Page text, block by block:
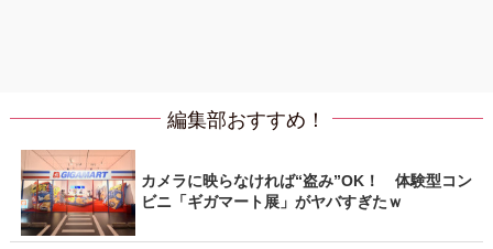
編集部おすすめ！
カメラに映らなければ“盗み”OK！ 体験型コン
ビニ「ギガマート展」がヤバすぎたｗ